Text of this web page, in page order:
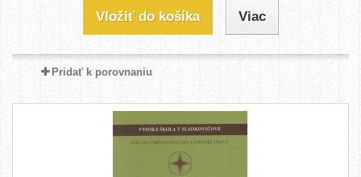
Vložiť do košíka Viac
Pridať k porovnaniu